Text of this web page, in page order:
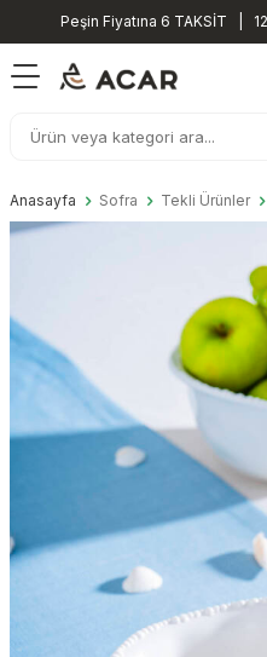
Peşin Fiyatına 6 TAKSİT |
Anasayfa Sofra Tekli Ürünler